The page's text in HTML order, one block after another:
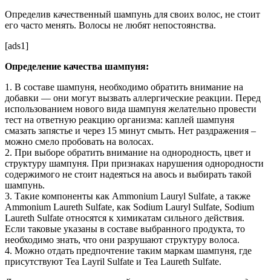
Определив качественный шампунь для своих волос, не стоит
его часто менять. Волосы не любят непостоянства.
[ads1]
Определение качества шампуня:
1. В составе шампуня, необходимо обратить внимание на
добавки — они могут вызвать аллергические реакции. Перед
использованием нового вида шампуня желательно провести
тест на ответную реакцию организма: каплей шампуня
смазать запястье и через 15 минут смыть. Нет раздражения –
можно смело пробовать на волосах.
2. При выборе обратить внимание на однородность, цвет и
структуру шампуня. При признаках нарушения однородности
содержимого не стоит надеяться на авось и выбирать такой
шампунь.
3. Такие компоненты как Ammonium Lauryl Sulfate, а также
Ammonium Laureth Sulfate, как Sodium Lauryl Sulfate, Sodium
Laureth Sulfate относятся к химикатам сильного действия.
Если таковые указаны в составе выбранного продукта, то
необходимо знать, что они разрушают структуру волоса.
4. Можно отдать предпочтение таким маркам шампуня, где
присутствуют Tea Layril Sulfate и Tea Laureth Sulfate.